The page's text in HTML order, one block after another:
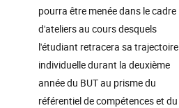
pourra être menée dans le cadre
d'ateliers au cours desquels
l'étudiant retracera sa trajectoire
individuelle durant la deuxième
année du BUT au prisme du
référentiel de compétences et du